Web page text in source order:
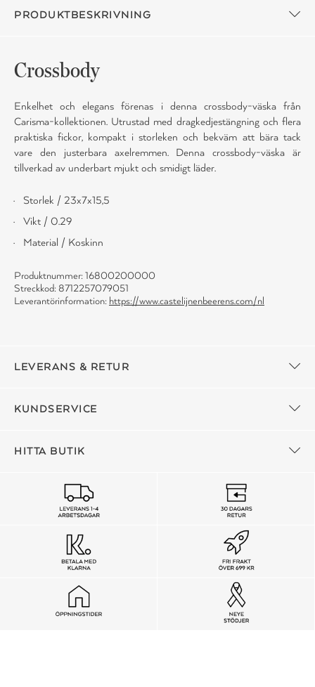
PRODUKTBESKRIVNING
Crossbody
Enkelhet och elegans förenas i denna crossbody-väska från
Carisma-kollektionen. Utrustad med dragkedjestängning och flera
praktiska fickor, kompakt i storleken och bekväm att bära tack
vare den justerbara axelremmen. Denna crossbody-väska är
tillverkad av underbart mjukt och smidigt läder.
Storlek / 23x7x15,5
Vikt / 0.29
Material / Koskinn
Produktnummer: 16800200000
Streckkod: 8712257079051
Leverantörinformation: https://www.castelijnenbeerens.com/nl
LEVERANS & RETUR
KUNDSERVICE
HITTA BUTIK